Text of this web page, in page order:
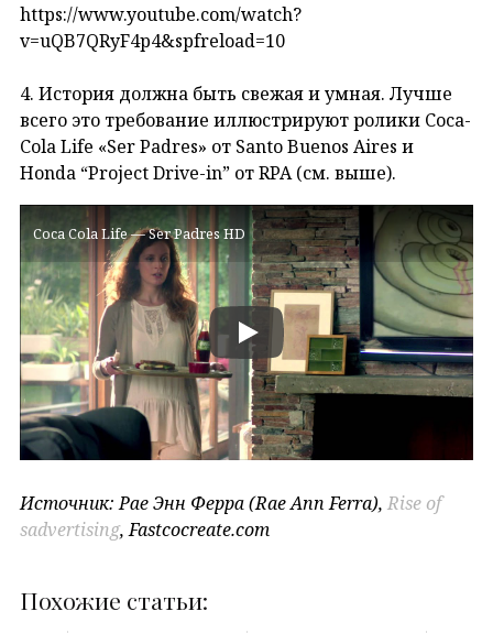
https://www.youtube.com/watch?
v=uQB7QRyF4p4&spfreload=10
4. История должна быть свежая и умная. Лучше
всего это требование иллюстрируют ролики Coca-
Cola Life «Ser Padres» от Santo Buenos Aires и
Honda “Project Drive-in” от RPA (см. выше).
Coca Cola Life — Ser Padres HD
Источник: Рае Энн Ферра (Rae Ann Ferra), Rise of
sadvertising, Fastcocreate.com
Похожие статьи: